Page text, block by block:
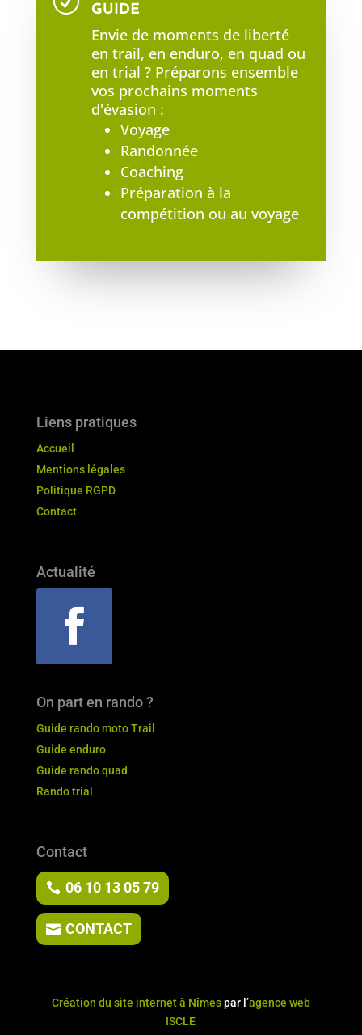
GUIDE
Envie de moments de liberté
en trail, en enduro, en quad ou
en trial ? Préparons ensemble
vos prochains moments
d'évasion :
Voyage
Randonnée
Coaching
Préparation à la
compétition ou au voyage
Liens pratiques
Accueil
Mentions légales
Politique RGPD
Contact
Actualité
On part en rando ?
Guide rando moto Trail
Guide enduro
Guide rando quad
Rando trial
Contact
06 10 13 05 79
CONTACT
Création du site internet à Nîmespar l’agence web
ISCLE